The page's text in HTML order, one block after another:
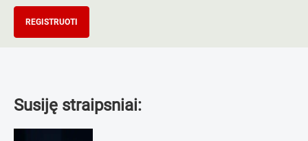
REGISTRUOTI
Susiję straipsniai: